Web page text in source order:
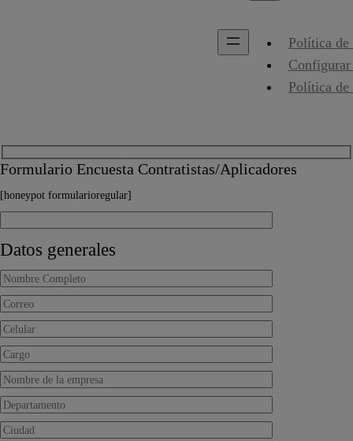
Política de
Política
Formulario Encuesta Contratistas/Aplicadores
[honeypot formularioregular]
Datos generales